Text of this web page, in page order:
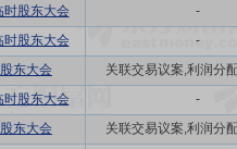
股东大会
-
股东大会
-
东大会
关联交易议案,利润分
股东大会
-
东大会
关联交易议案,利润分